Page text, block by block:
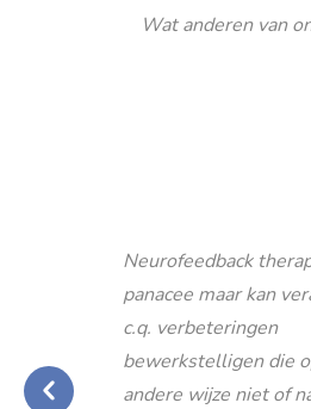
Wat anderen van
Neurofeedback
panacee maar kan
c.q. verbeteringen
bewerkstelligen die
andere wijze niet of